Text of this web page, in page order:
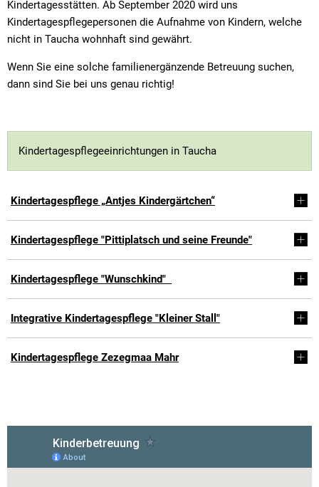
Kindertagesstätten. Ab September 2020 wird uns
Kindertagespflegepersonen die Aufnahme von Kindern, welche
nicht in Taucha wohnhaft sind gewährt.
Wenn Sie eine solche familienergänzende Betreuung suchen,
dann sind Sie bei uns genau richtig!
Kindertagespflegeeinrichtungen in Taucha
Kindertagespflege „Antjes Kindergärtchen“
Kindertagespflege "Pittiplatsch und seine Freunde"
Kindertagespflege "Wunschkind"
Integrative Kindertagespflege "Kleiner Stall"
Kindertagespflege Zezegmaa Mahr